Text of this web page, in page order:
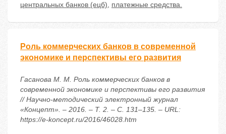
центральных банков (ецб), платежные средства.
Роль коммерческих банков в современной
экономике и перспективы его развития
Гасанова М. М. Роль коммерческих банков в
современной экономике и перспективы его развития
// Научно-методический электронный журнал
«Концепт». – 2016. – Т. 2. – С. 131–135. – URL:
https://e-koncept.ru/2016/46028.htm